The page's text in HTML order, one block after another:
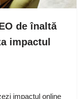
de înaltă
impactul
impactul online